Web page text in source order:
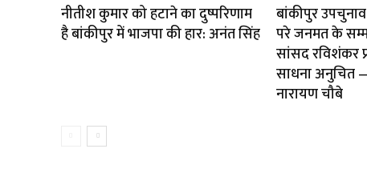
नीतीश कुमार को हटाने का दुष्परिणाम
है बांकीपुर में भाजपा की हार: अनंत सिंह
बांकीपुर
परे जनमत के
सांसद रविशंकर
साधना अनुचित —
नारायण चौबे